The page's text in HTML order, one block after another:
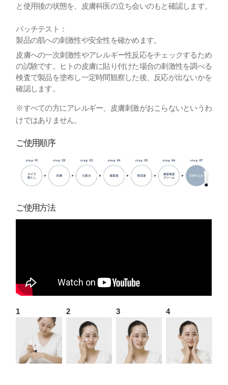
と使用後の状態を、皮膚科医の立ち会いのもと確認します。
パッチテスト：
製品の肌への刺激性や安全性を確かめます。
皮膚への一次刺激性やアレルギー性反応をチェックするため
の試験です。ヒトの皮膚に貼り付けた場合の刺激性を調べる
検査で製品を塗布し一定時間観察した後、反応が出ないかを
確認します。
※すべての方にアレルギー、皮膚刺激がおこらないというわ
けではありません。
ご使用順序
ご使用方法